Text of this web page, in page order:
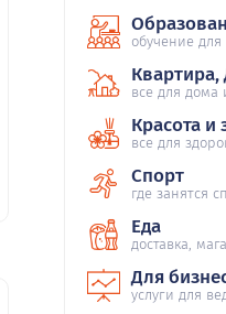
обучение
все для дома
Красота и
все для
Спорт
где занятся
Еда
доставка,
Для
услуги для